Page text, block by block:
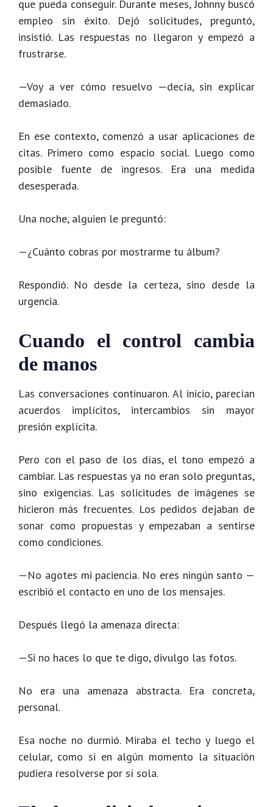
que pueda conseguir. Durante meses, Johnny buscó
empleo sin éxito. Dejó solicitudes, preguntó,
insistió. Las respuestas no llegaron y empezó a
frustrarse.
—Voy a ver cómo resuelvo —decía, sin explicar
demasiado.
En ese contexto, comenzó a usar aplicaciones de
citas. Primero como espacio social. Luego como
posible fuente de ingresos. Era una medida
desesperada.
Una noche, alguien le preguntó:
—¿Cuánto cobras por mostrarme tu álbum?
Respondió. No desde la certeza, sino desde la
urgencia.
Cuando el control cambia
de manos
Las conversaciones continuaron. Al inicio, parecían
acuerdos implícitos, intercambios sin mayor
presión explícita.
Pero con el paso de los días, el tono empezó a
cambiar. Las respuestas ya no eran solo preguntas,
sino exigencias. Las solicitudes de imágenes se
hicieron más frecuentes. Los pedidos dejaban de
sonar como propuestas y empezaban a sentirse
como condiciones.
—No agotes mi paciencia. No eres ningún santo —
escribió el contacto en uno de los mensajes.
Después llegó la amenaza directa:
—Si no haces lo que te digo, divulgo las fotos.
No era una amenaza abstracta. Era concreta,
personal.
Esa noche no durmió. Miraba el techo y luego el
celular, como si en algún momento la situación
pudiera resolverse por sí sola.